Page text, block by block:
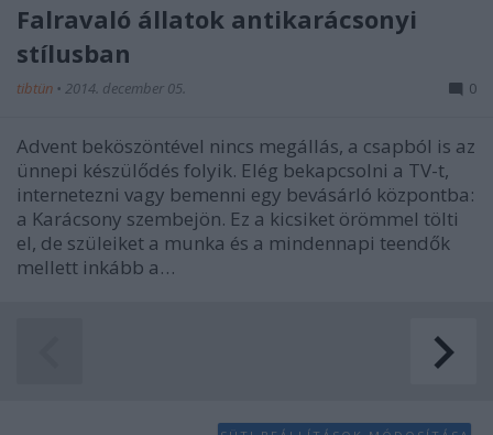
Falravaló állatok antikarácsonyi
stílusban
tibtün • 2014. december 05. 0
Advent beköszöntével nincs megállás, a csapból is az
ünnepi készülődés folyik. Elég bekapcsolni a TV-t,
internetezni vagy bemenni egy bevásárló központba:
a Karácsony szembejön. Ez a kicsiket örömmel tölti
el, de szüleiket a munka és a mindennapi teendők
mellett inkább a…